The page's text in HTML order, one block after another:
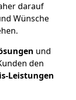
darauf
Wünsche
und
den
Leistungen